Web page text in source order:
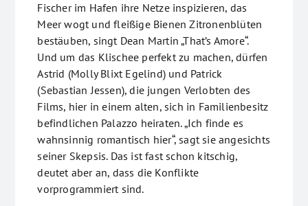
Fischer im Hafen ihre Netze inspizieren, das
Meer wogt und fleißige Bienen Zitronenblüten
bestäuben, singt Dean Martin „That’s Amore“.
Und um das Klischee perfekt zu machen, dürfen
Astrid (Molly Blixt Egelind) und Patrick
(Sebastian Jessen), die jungen Verlobten des
Films, hier in einem alten, sich in Familienbesitz
befindlichen Palazzo heiraten. „Ich finde es
wahnsinnig romantisch hier“, sagt sie angesichts
seiner Skepsis. Das ist fast schon kitschig,
deutet aber an, dass die Konflikte
vorprogrammiert sind.